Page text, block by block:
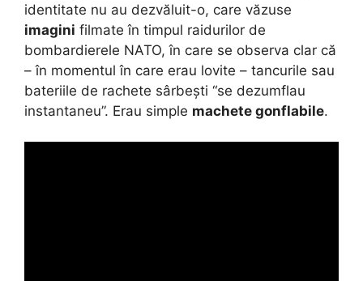
identitate nu au dezvăluit-o, care văzuse
imagini filmate în timpul raidurilor de
bombardierele NATO, în care se observa clar că
– în momentul în care erau lovite – tancurile sau
bateriile de rachete sârbești “se dezumflau
instantaneu”. Erau simple machete gonflabile.